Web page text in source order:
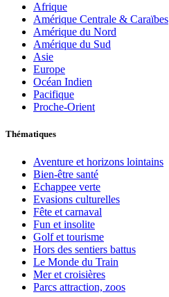
Afrique
Amérique Centrale & Caraïbes
Amérique du Nord
Amérique du Sud
Asie
Europe
Océan Indien
Pacifique
Proche-Orient
Thématiques
Aventure et horizons lointains
Bien-être santé
Echappee verte
Evasions culturelles
Fête et carnaval
Fun et insolite
Golf et tourisme
Hors des sentiers battus
Le Monde du Train
Mer et croisières
Parcs attraction, zoos